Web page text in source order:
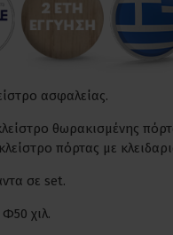
ασφαλείας.
θωρακισμένης
πόρτας με
σε set.
Φ50 χιλ.